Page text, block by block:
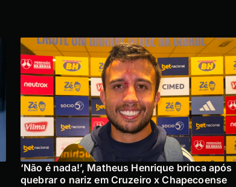
‘Não é nada!’, Matheus Henrique brinca após
quebrar o nariz em Cruzeiro x Chapecoense